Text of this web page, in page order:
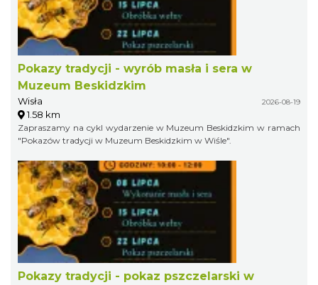
Pokazy tradycji - wyrób masła i sera w
Muzeum Beskidzkim
Wisła 2026-08-19
1.58 km
Zapraszamy na cykl wydarzenie w Muzeum Beskidzkim w ramach
"Pokazów tradycji w Muzeum Beskidzkim w Wiśle".
Pokazy tradycji - pokaz pszczelarski w